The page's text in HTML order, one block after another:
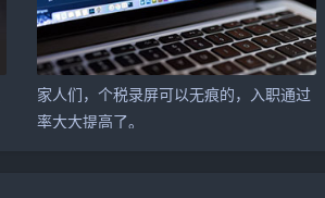
家人们，个税录屏可以无痕的，入职通过
率大大提高了。